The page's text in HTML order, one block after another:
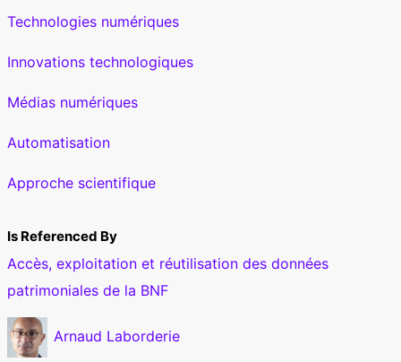
Technologies numériques
Innovations technologiques
Médias numériques
Automatisation
Approche scientifique
Is Referenced By
Accès, exploitation et réutilisation des données
patrimoniales de la BNF
Arnaud Laborderie